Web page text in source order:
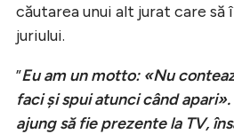
căutarea unui alt jurat care să
juriului.
”Eu am un motto: «Nu
faci și spui atunci când
ajung să fie prezente la TV,